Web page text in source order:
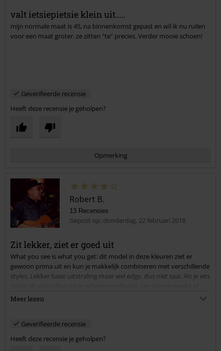
Commentaar versturen
valt ietsiepietsie klein uit.....
mijn normale maat is 45, na binnenkomst gepast en wil ik nu ruilen
voor een maat groter. ze zitten "te" precies. Verder mooie schoen!
Geverifieerde recensie
Heeft deze recensie je geholpen?
Opmerking
Commentaar versturen
Robert B.
13 Recensies
Gepost op: donderdag, 22 februari 2018
Zit lekker, ziet er goed uit
What you see is what you get: dit model in deze kleuren ziet er
gewoon prima uit en kun je makkelijk combineren met verschillende
styles. Lekker basic uitstraling maar wel edgy, dus niet saai. Als je iets
tussendoor aan te trekken als afwisseling: zeker doen deze schoen!
Meer lezen
Geverifieerde recensie
Heeft deze recensie je geholpen?